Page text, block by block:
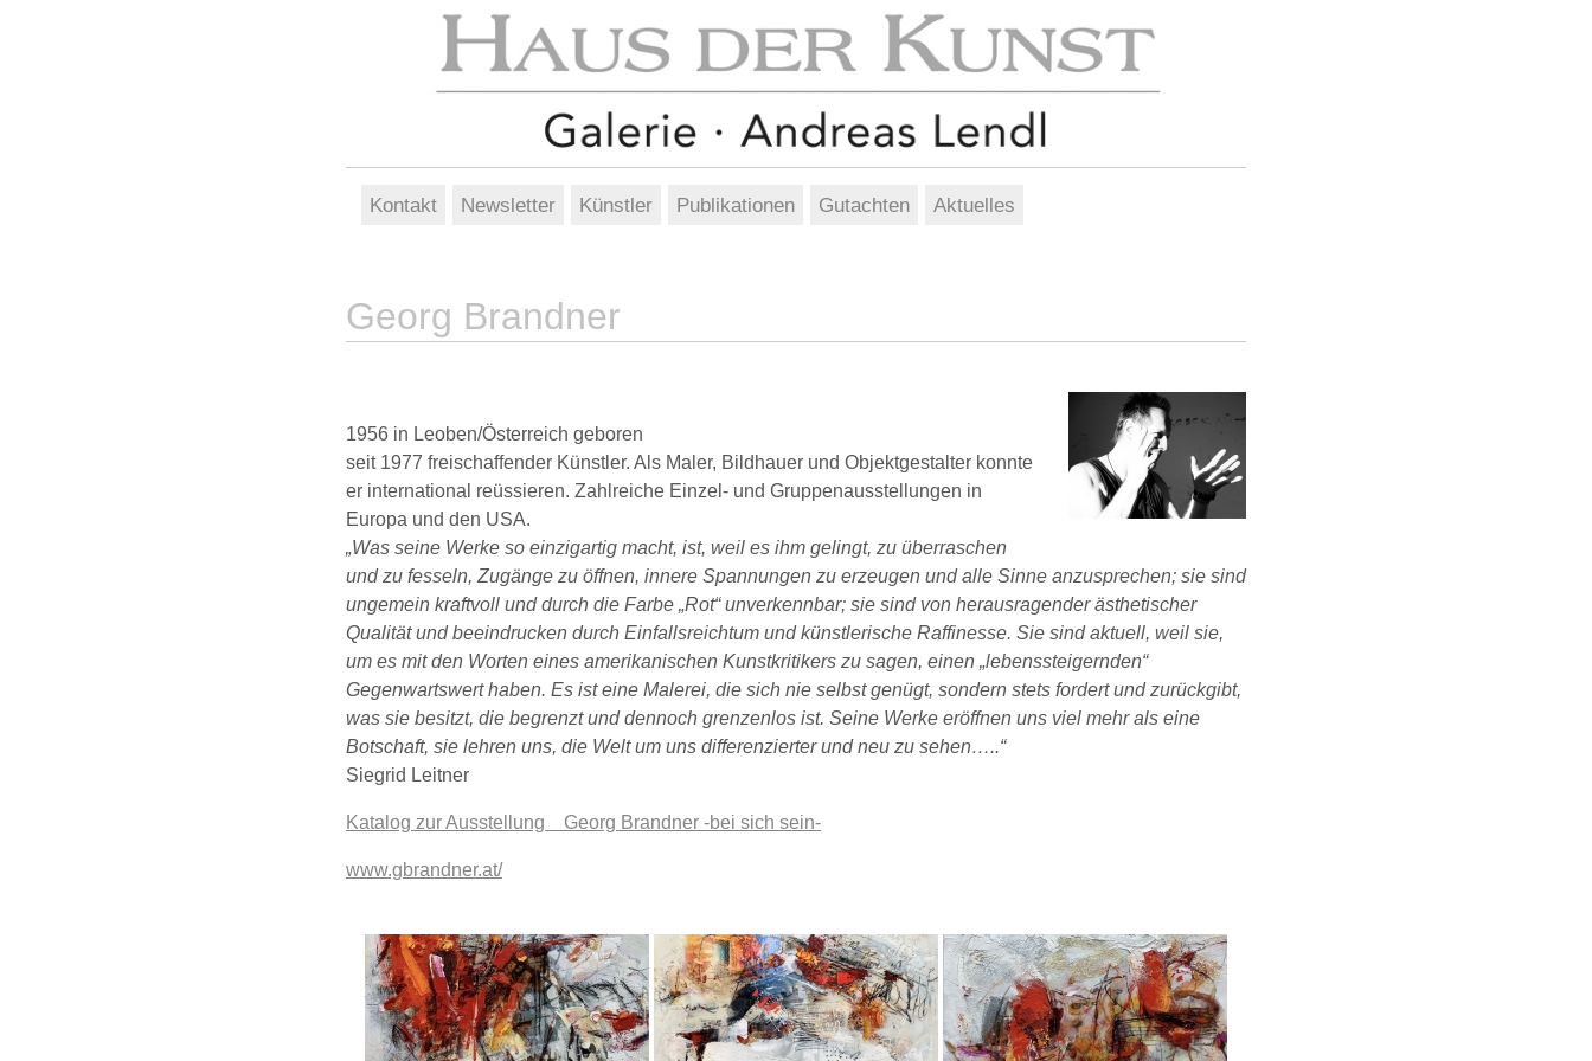
Kontakt Newsletter Künstler Publikationen Gutachten Aktuelles
Georg Brandner
1956 in Leoben/Österreich geboren
seit 1977 freischaffender Künstler. Als Maler, Bildhauer und Objektgestalter konnte
er international reüssieren. Zahlreiche Einzel- und Gruppenausstellungen in
Europa und den USA.
„Was seine Werke so einzigartig macht, ist, weil es ihm gelingt, zu überraschen
und zu fesseln, Zugänge zu öffnen, innere Spannungen zu erzeugen und alle Sinne anzusprechen; sie sind
ungemein kraftvoll und durch die Farbe „Rot“ unverkennbar; sie sind von herausragender ästhetischer
Qualität und beeindrucken durch Einfallsreichtum und künstlerische Raffinesse. Sie sind aktuell, weil sie,
um es mit den Worten eines amerikanischen Kunstkritikers zu sagen, einen „lebenssteigernden“
Gegenwartswert haben. Es ist eine Malerei, die sich nie selbst genügt, sondern stets fordert und zurückgibt,
was sie besitzt, die begrenzt und dennoch grenzenlos ist. Seine Werke eröffnen uns viel mehr als eine
Botschaft, sie lehren uns, die Welt um uns differenzierter und neu zu sehen…..“
Siegrid Leitner
Katalog zur Ausstellung Georg Brandner -bei sich sein-
www.gbrandner.at/